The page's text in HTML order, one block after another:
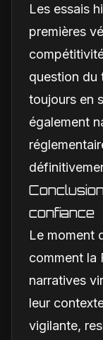
Les essais
premières
question du
toujours en
également
confiance
Le moment
comment la
narratives
leur
vigilante,